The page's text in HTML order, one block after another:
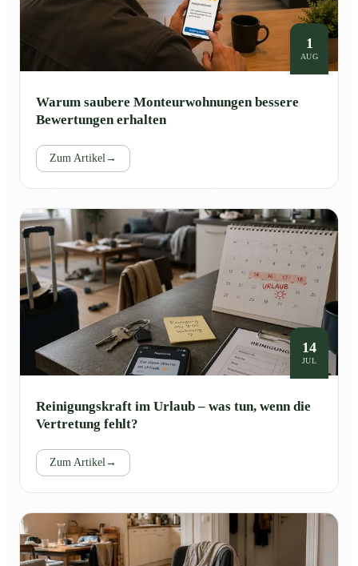
1
AUG
Warum saubere Monteurwohnungen bessere
Bewertungen erhalten
Zum Artikel →
14
JUL
Reinigungskraft im Urlaub – was tun, wenn die
Vertretung fehlt?
Zum Artikel →